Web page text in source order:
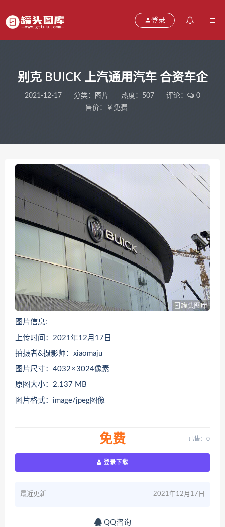
登录
别克 BUICK 上汽通用汽车 合资车企
2021-12-17 分类： 图片 热度：507 评论：
0
售价：￥免费
图片信息:
上传时间：2021年12月17日
拍摄者&摄影师：xiaomaju
图片尺寸：4032 × 3024像素
原图大小：2.137 MB
图片格式：image/jpeg图像
免费 已售：0
登录下载
最近更新 2021年12月17日
QQ咨询